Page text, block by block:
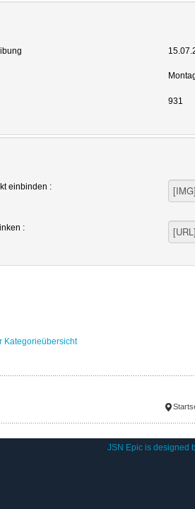
931
einbinden :
:
Kategorieübersicht
JSN Epic is designed